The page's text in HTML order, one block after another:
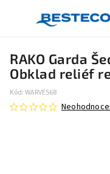
RAKO Garda
Obklad reliéf
Kód:WARVE568